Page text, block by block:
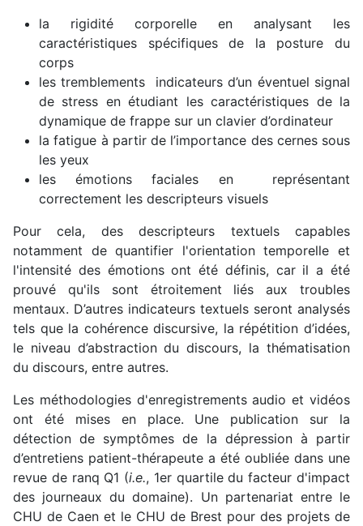
la rigidité corporelle en analysant les
caractéristiques spécifiques de la posture du
corps
les tremblements indicateurs d’un éventuel signal
de stress en étudiant les caractéristiques de la
dynamique de frappe sur un clavier d’ordinateur
la fatigue à partir de l’importance des cernes sous
les yeux
les émotions faciales en représentant
correctement les descripteurs visuels
Pour cela, des descripteurs textuels capables
notamment de quantifier l'orientation temporelle et
l'intensité des émotions ont été définis, car il a été
prouvé qu'ils sont étroitement liés aux troubles
mentaux. D’autres indicateurs textuels seront analysés
tels que la cohérence discursive, la répétition d’idées,
le niveau d’abstraction du discours, la thématisation
du discours, entre autres.
Les méthodologies d'enregistrements audio et vidéos
ont été mises en place. Une publication sur la
détection de symptômes de la dépression à partir
d’entretiens patient-thérapeute a été oubliée dans une
revue de ranq Q1 (i.e., 1er quartile du facteur d'impact
des journeaux du domaine). Un partenariat entre le
CHU de Caen et le CHU de Brest pour des projets de